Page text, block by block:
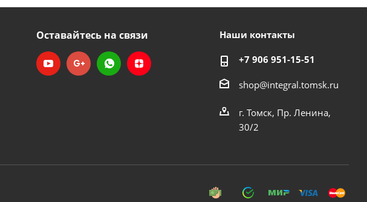
Оставайтесь на связи Наши контакты
+7 906 951-15-51
shop@integral.tomsk.ru
г. Томск, Пр. Ленина,
30/2